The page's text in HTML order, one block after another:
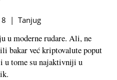
| Tanjug
u moderne rudare. Ali, ne
bakar već kriptovalute poput
u tome su najaktivniji u